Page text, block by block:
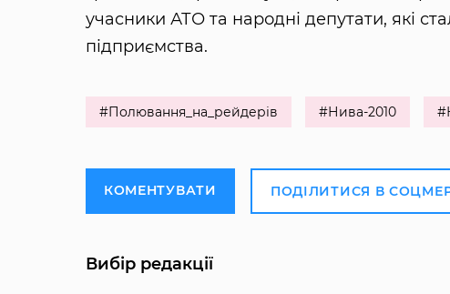
учасники АТО та народні депутати, які
підприємства.
#Полювання_на_рейдерів #Нива-2010
КОМЕНТУВАТИ ПОДІЛИТИСЯ В
Вибір редакції